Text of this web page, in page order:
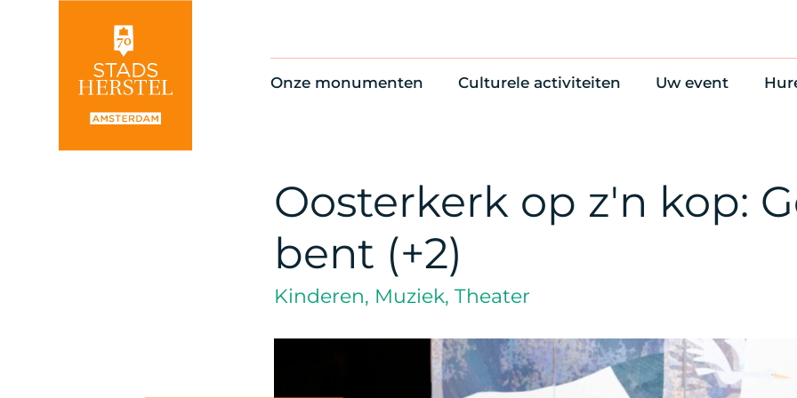
Onze monumenten
Thema’s
Culturele activiteiten
Voor Vrienden
Uw event
Diner en receptie
Oosterkerk op z'n kop:
bent (+2)
Kinderen, Muziek, Theater